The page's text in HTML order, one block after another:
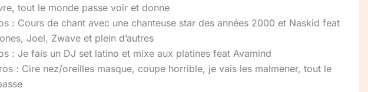
tout le monde passe voir et donne
: Cours de chant avec une chanteuse star des années 2000 et Naskid feat
Joel, Zwave et plein d’autres
: Je fais un DJ set latino et mixe aux platines feat Avamind
: Cire nez/oreilles masque, coupe horrible, je vais les malmener, tout le